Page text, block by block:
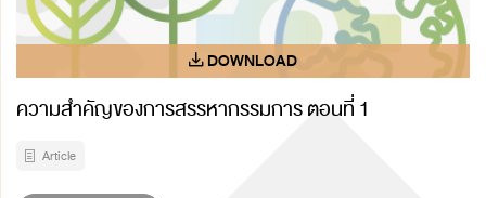
ความสำคัญของการสรรหากรรมการ ตอนที่ 1
Article